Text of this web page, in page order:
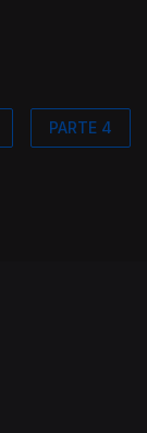
PARTE 4